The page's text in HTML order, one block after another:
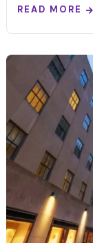
READ MORE